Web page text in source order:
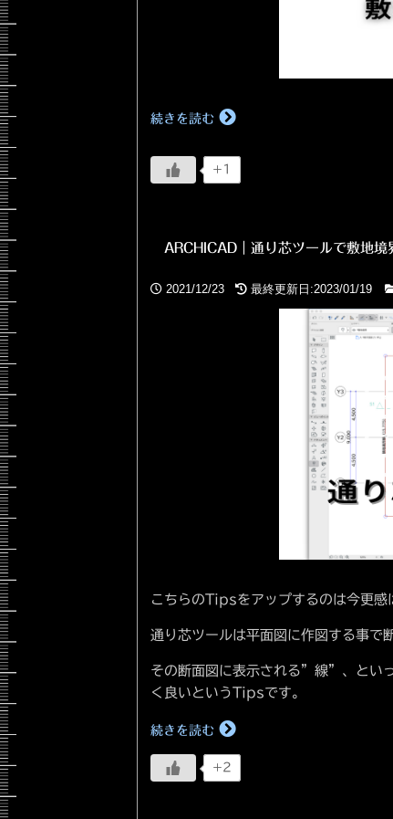
続きを読む
+1
ARCHICAD｜通り芯ツールで敷地境
2021/12/23 最終更新日:2023/01/19
こちらのTipsをアップするのは今更感
通り芯ツールは平面図に作図する事で
その断面図に表示される”線”、とい
く良いというTipsです。
続きを読む
+2